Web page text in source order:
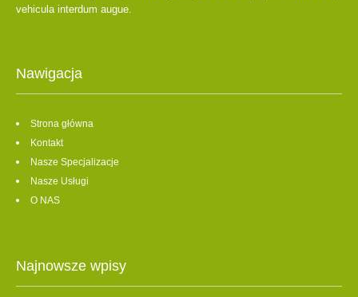
vehicula interdum augue.
Nawigacja
Strona główna
Kontakt
Nasze Specjalizacje
Nasze Usługi
O NAS
Najnowsze wpisy